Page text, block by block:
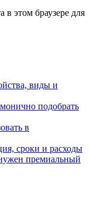
в этом браузере для
виды и
подобрать
в
сроки и расходы
премиальный